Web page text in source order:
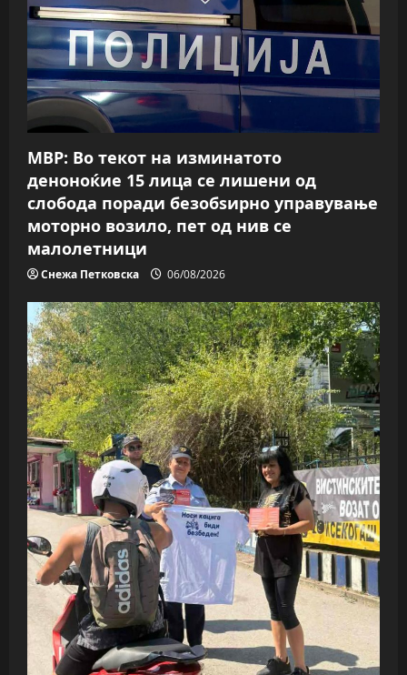
МВР: Во текот на изминатото
деноноќие 15 лица се лишени од
слобода поради безобѕирно управување
моторно возило, пет од нив се
малолетници
Снежа Петковска 06/08/2026